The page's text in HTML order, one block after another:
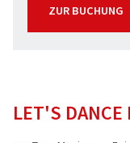
ZUR BUCHUNG
LET'S DANCE